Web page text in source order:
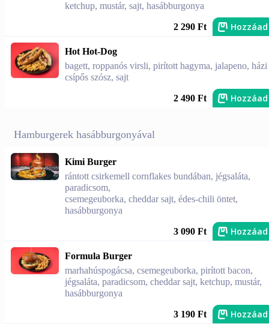
ketchup, mustár, sajt, hasábburgonya
2 290 Ft Hozzáad
Hot Hot-Dog
bagett, roppanós virsli, pirított hagyma, jalapeno, házi
csípős szósz, sajt
2 490 Ft Hozzáad
Hamburgerek hasábburgonyával
Kimi Burger
rántott csirkemell cornflakes bundában, jégsaláta,
paradicsom,
csemegeuborka, cheddar sajt, édes-chili öntet,
hasábburgonya
3 090 Ft Hozzáad
Formula Burger
marhahúspogácsa, csemegeuborka, pirított bacon,
jégsaláta, paradicsom, cheddar sajt, ketchup, mustár,
hasábburgonya
3 190 Ft Hozzáad